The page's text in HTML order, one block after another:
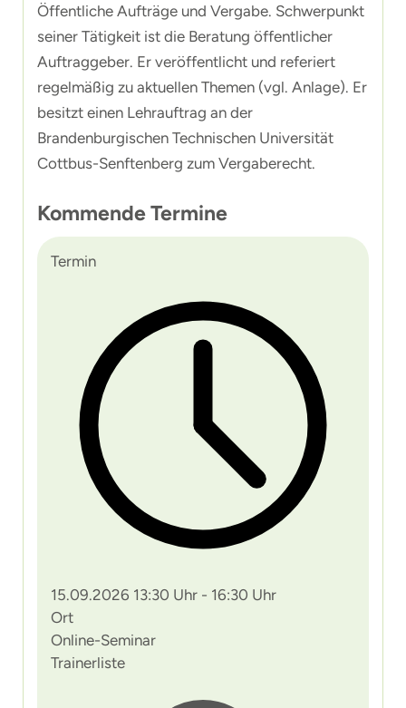
Öffentliche Aufträge und Vergabe. Schwerpunkt
seiner Tätigkeit ist die Beratung öffentlicher
Auftraggeber. Er veröffentlicht und referiert
regelmäßig zu aktuellen Themen (vgl. Anlage). Er
besitzt einen Lehrauftrag an der
Brandenburgischen Technischen Universität
Cottbus-Senftenberg zum Vergaberecht.
Kommende Termine
Termin
15.09.2026 13:30 Uhr - 16:30 Uhr
Ort
Online-Seminar
Trainerliste